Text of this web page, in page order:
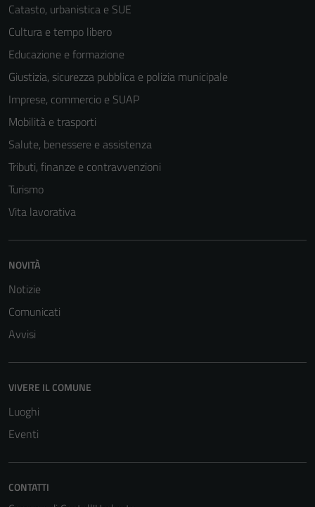
Catasto, urbanistica e SUE
Cultura e tempo libero
Educazione e formazione
Giustizia, sicurezza pubblica e polizia municipale
Imprese, commercio e SUAP
Mobilità e trasporti
Salute, benessere e assistenza
Tributi, finanze e contravvenzioni
Turismo
Vita lavorativa
NOVITÀ
Notizie
Comunicati
Avvisi
VIVERE IL COMUNE
Luoghi
Eventi
CONTATTI
sono necessari